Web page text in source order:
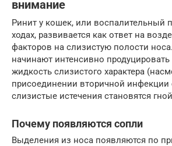
внимание
Ринит у кошек, или воспалительный
ходах, развивается как ответ на
факторов на слизистую полости
начинают интенсивно
жидкость слизистого характера
присоединении вторичной инфекции
слизистые истечения становятся
Почему появляются сопли
Выделения из носа появляются по